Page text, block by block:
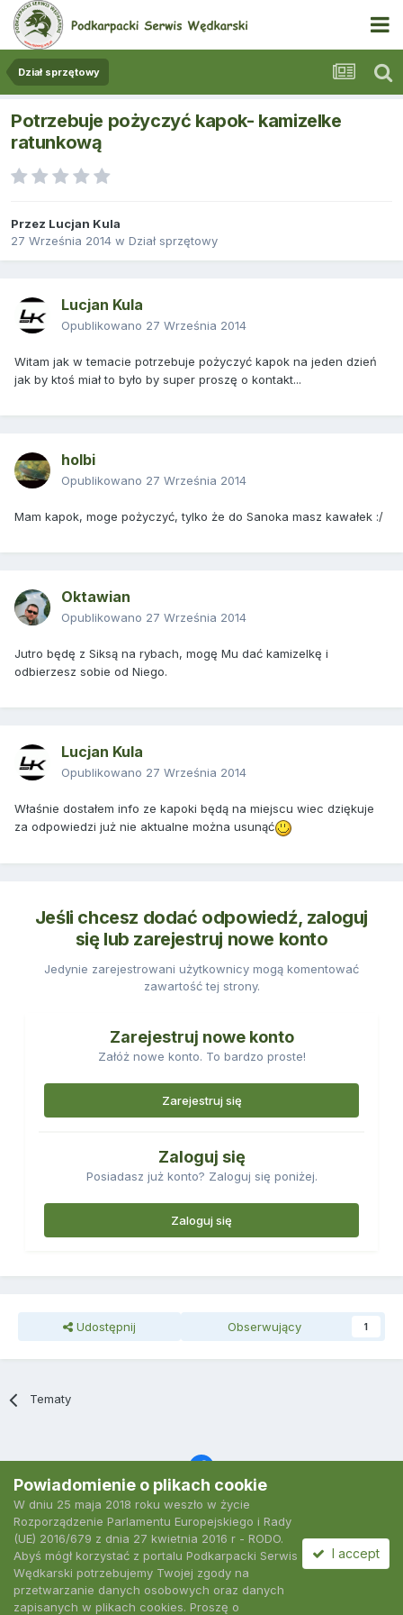
Dział sprzętowy
Potrzebuje pożyczyć kapok- kamizelke
ratunkową
Przez Lucjan Kula
27 Września 2014 w Dział sprzętowy
Lucjan Kula
Opublikowano 27 Września 2014
Witam jak w temacie potrzebuje pożyczyć kapok na jeden dzień
jak by ktoś miał to było by super proszę o kontakt...
holbi
Opublikowano 27 Września 2014
Mam kapok, moge pożyczyć, tylko że do Sanoka masz kawałek :/
Oktawian
Opublikowano 27 Września 2014
Jutro będę z Siksą na rybach, mogę Mu dać kamizelkę i
odbierzesz sobie od Niego.
Lucjan Kula
Opublikowano 27 Września 2014
Właśnie dostałem info ze kapoki będą na miejscu wiec dziękuje
za odpowiedzi już nie aktualne można usunąć
Jeśli chcesz dodać odpowiedź, zaloguj
się lub zarejestruj nowe konto
Jedynie zarejestrowani użytkownicy mogą komentować
zawartość tej strony.
Zarejestruj nowe konto
Załóż nowe konto. To bardzo proste!
Zarejestruj się
Zaloguj się
Posiadasz już konto? Zaloguj się poniżej.
Zaloguj się
Udostępnij Obserwujący 1
Tematy
Język Polityka prywatności Kontakt
2007-2026 Podkarpacki Serwis Wędkarski
Powiadomienie o plikach cookie
W dniu 25 maja 2018 roku weszło w życie
Rozporządzenie Parlamentu Europejskiego i Rady
(UE) 2016/679 z dnia 27 kwietnia 2016 r - RODO.
Abyś mógł korzystać z portalu Podkarpacki Serwis
Wędkarski potrzebujemy Twojej zgody na
przetwarzanie danych osobowych oraz danych
zapisanych w plikach cookies. Proszę o
I accept